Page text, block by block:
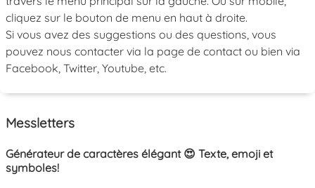
cliquez sur le bouton de menu en haut à droite.
Si vous avez des suggestions ou des questions, vous
pouvez nous contacter via la page de contact ou bien via
Facebook, Twitter, Youtube, etc.
Messletters
Générateur de caractères élégant 😍 Texte, emoji et
symboles!